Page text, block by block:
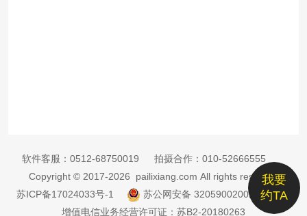
我要
约TA
软件客服： 0512-68750019 拍摄合作： 010-52666555
Copyright © 2017-2026 pailixiang.com All rights reserved
苏ICP备17024033号-1
苏公网安备 32059002002885号
增值电信业务经营许可证：苏B2-20180263